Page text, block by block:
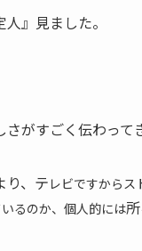
』見ました。
がすごく伝わって
り、テ レビですからス
るのか、個人的には